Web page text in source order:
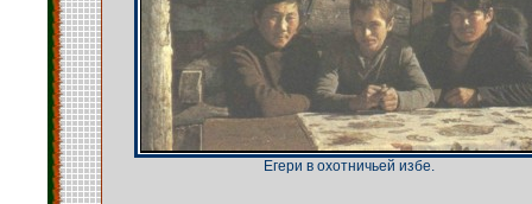
Егери в охотничьей избе.